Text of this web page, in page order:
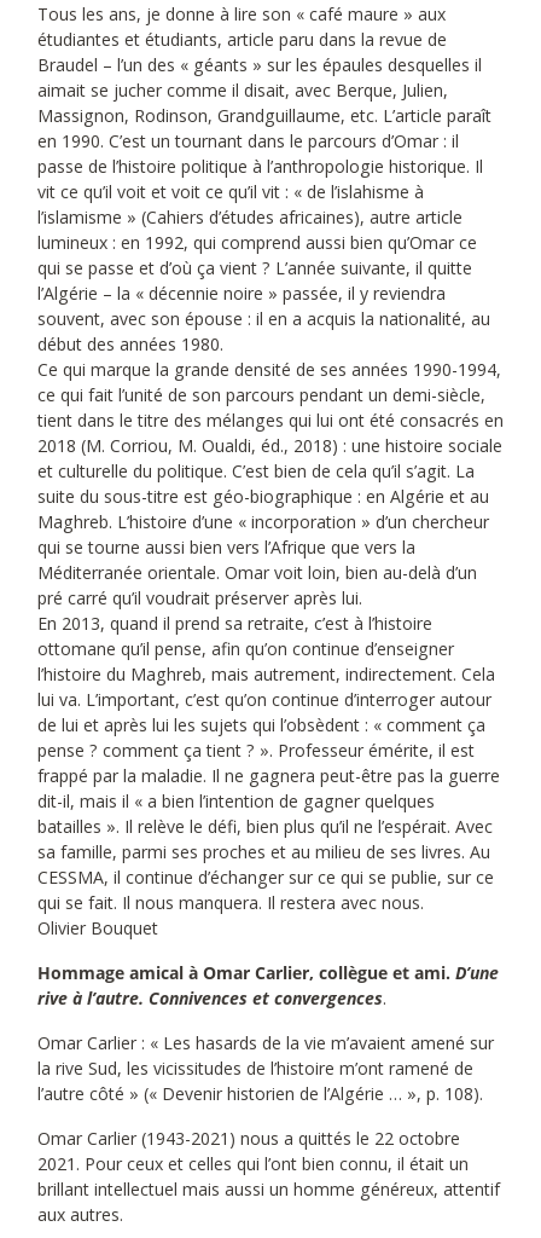
Tous les ans, je donne à lire son « café maure » aux
étudiantes et étudiants, article paru dans la revue de
Braudel – l’un des « géants » sur les épaules desquelles il
aimait se jucher comme il disait, avec Berque, Julien,
Massignon, Rodinson, Grandguillaume, etc. L’article paraît
en 1990. C’est un tournant dans le parcours d’Omar : il
passe de l’histoire politique à l’anthropologie historique. Il
vit ce qu’il voit et voit ce qu’il vit : « de l’islahisme à
l’islamisme » (Cahiers d’études africaines), autre article
lumineux : en 1992, qui comprend aussi bien qu’Omar ce
qui se passe et d’où ça vient ? L’année suivante, il quitte
l’Algérie – la « décennie noire » passée, il y reviendra
souvent, avec son épouse : il en a acquis la nationalité, au
début des années 1980.
Ce qui marque la grande densité de ses années 1990-1994,
ce qui fait l’unité de son parcours pendant un demi-siècle,
tient dans le titre des mélanges qui lui ont été consacrés en
2018 (M. Corriou, M. Oualdi, éd., 2018) : une histoire sociale
et culturelle du politique. C’est bien de cela qu’il s’agit. La
suite du sous-titre est géo-biographique : en Algérie et au
Maghreb. L’histoire d’une « incorporation » d’un chercheur
qui se tourne aussi bien vers l’Afrique que vers la
Méditerranée orientale. Omar voit loin, bien au-delà d’un
pré carré qu’il voudrait préserver après lui.
En 2013, quand il prend sa retraite, c’est à l’histoire
ottomane qu’il pense, afin qu’on continue d’enseigner
l’histoire du Maghreb, mais autrement, indirectement. Cela
lui va. L’important, c’est qu’on continue d’interroger autour
de lui et après lui les sujets qui l’obsèdent : « comment ça
pense ? comment ça tient ? ». Professeur émérite, il est
frappé par la maladie. Il ne gagnera peut-être pas la guerre
dit-il, mais il « a bien l’intention de gagner quelques
batailles ». Il relève le défi, bien plus qu’il ne l’espérait. Avec
sa famille, parmi ses proches et au milieu de ses livres. Au
CESSMA, il continue d’échanger sur ce qui se publie, sur ce
qui se fait. Il nous manquera. Il restera avec nous.
Olivier Bouquet
Hommage amical à Omar Carlier, collègue et ami. D’une
rive à l’autre. Connivences et convergences.
Omar Carlier : « Les hasards de la vie m’avaient amené sur
la rive Sud, les vicissitudes de l’histoire m’ont ramené de
l’autre côté » (« Devenir historien de l’Algérie … », p. 108).
Omar Carlier (1943-2021) nous a quittés le 22 octobre
2021. Pour ceux et celles qui l’ont bien connu, il était un
brillant intellectuel mais aussi un homme généreux, attentif
aux autres.